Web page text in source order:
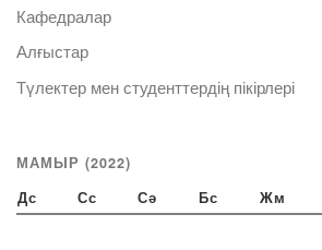
Кафедралар
Алғыстар
Түлектер мен студенттердің пікірлері
МАМЫР (2022)
Дс Сс Сә Бс Жм